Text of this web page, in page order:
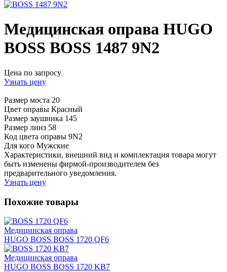
Медицинская оправа HUGO
BOSS BOSS 1487 9N2
Цена по запросу
Узнать цену
Размер моста 20
Цвет оправы Красный
Размер заушника 145
Размер линз 58
Код цвета оправы 9N2
Для кого Мужские
Характеристики, внешний вид и комплектация товара могут
быть изменены фирмой-производителем без
предварительного уведомления.
Узнать цену
Похожие товары
Медицинская оправа
HUGO BOSS BOSS 1720 QF6
Медицинская оправа
HUGO BOSS BOSS 1720 KB7